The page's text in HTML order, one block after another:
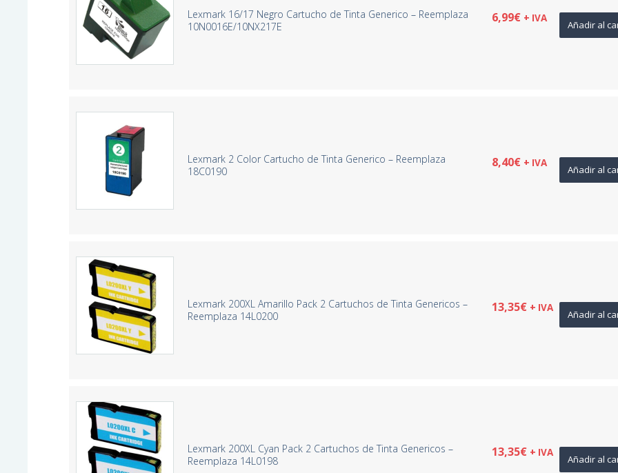
Lexmark 16/17 Negro Cartucho de Tinta Generico – Reemplaza
10N0016E/10NX217E
6,99€ + IVA
Añadir al
Lexmark 2 Color Cartucho de Tinta Generico – Reemplaza
18C0190
8,40€ + IVA
Añadir al
Lexmark 200XL Amarillo Pack 2 Cartuchos de Tinta Genericos –
Reemplaza 14L0200
13,35€ + IVA
Añadir al
Lexmark 200XL Cyan Pack 2 Cartuchos de Tinta Genericos –
Reemplaza 14L0198
13,35€ + IVA
Añadir al